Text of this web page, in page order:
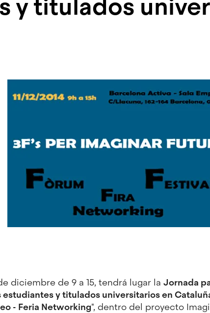
y titulados
diciembre de 9 a 15, tendrá lugar la Jornada
y titulados universitarios en
- Feria Networking", dentro del proyecto